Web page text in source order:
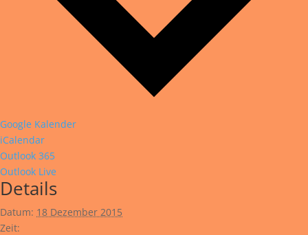
Google Kalender
iCalendar
Outlook 365
Outlook Live
Details
Datum: 18 Dezember 2015
Zeit: